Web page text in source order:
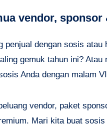
vendor, sponsor
penjual dengan sosis
gemuk tahun ini?
Anda dengan malam
vendor, paket
Mari kita buat